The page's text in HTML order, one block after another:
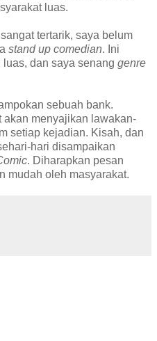
luas.
tertarik, saya belum
stand up comedian. Ini
dan saya senang genre
sebuah bank.
akan menyajikan lawakan-
setiap kejadian. Kisah, dan
hari disampaikan
. Diharapkan pesan
mudah oleh masyarakat.